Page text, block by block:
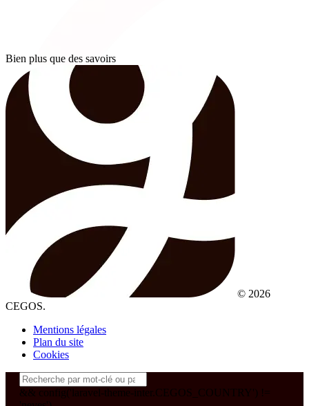
Bien plus que des savoirs
© 2026
CEGOS.
Mentions légales
Plan du site
Cookies
&& config('laravel-theme-inter.CEGOS_COUNTRY') !=